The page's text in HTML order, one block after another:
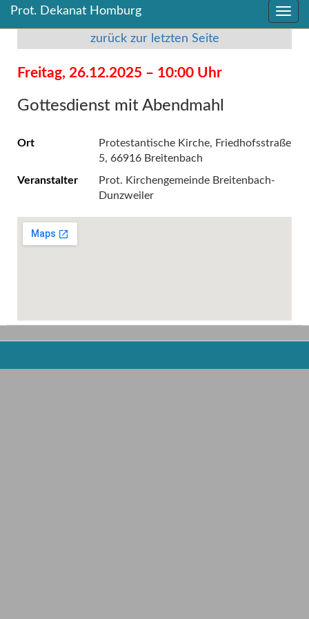
Inhalt
springen
Prot. Dekanat Homburg
Inhalt
springen
zurück zur letzten Seite
Freitag, 26.12.2025 – 10:00 Uhr
Gottesdienst mit Abendmahl
Ort
Protestantische Kirche, Friedhofsstraße
5, 66916 Breitenbach
Veranstalter
Prot. Kirchengemeinde Breitenbach-
Dunzweiler